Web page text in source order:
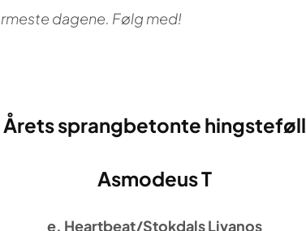
dagene. Følg med!
Årets sprangbetonte hingsteføll
Asmodeus T
e. Heartbeat/Stokdals Livanos